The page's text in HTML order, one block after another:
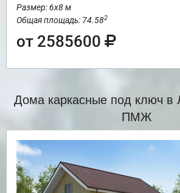
Размер: 6х8 м
Общая площадь: 74.582
от 2585600
Дома каркасные под ключ в
ПМЖ